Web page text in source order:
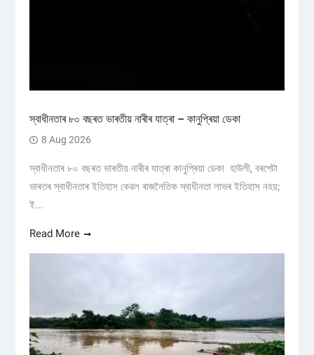
স্বাধীনতাৰ ৮০ বছৰত ভাৰতীয় নাৰীৰ যাত্ৰা – কানুপ্ৰিয়া ডেকা
8 Aug 2026
স্বাধীনতাৰ ৮০ বছৰত ভাৰতীয় নাৰীৰ যাত্ৰা কানুপ্ৰিয়া ডেকা হাউলী, বৰপেটা
ভাৰতৰ স্বাধীনতাৰ ইতিহাস কেৱল ৰাজনৈতিক স্বাধীনতা লাভৰ ইতিহাস নহয়;
ই...
Read More